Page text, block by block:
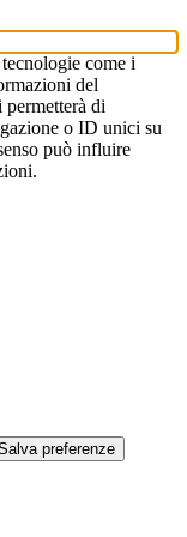
come i
del
di
o ID unici su
può influire
preferenze